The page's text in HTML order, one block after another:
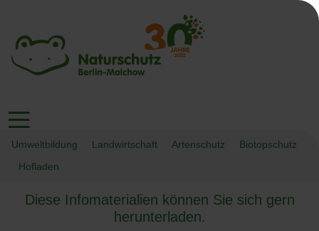
Umweltbildung Landwirtschaft Artenschutz
Biotopschutz
Hofladen
Diese Infomaterialien können Sie sich gern
herunterladen.